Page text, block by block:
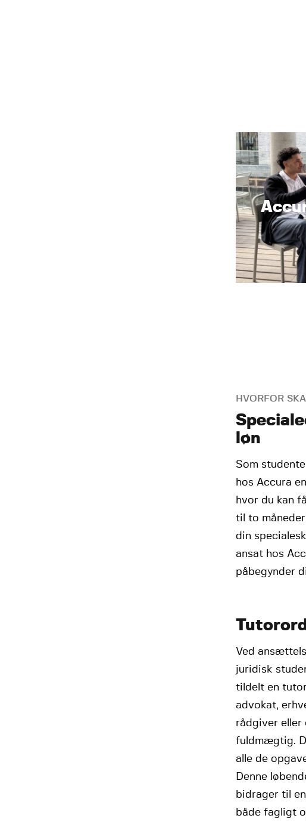
HVORFOR
løn
Som
hos Accura
hvor du kan
til to
din
ansat hos
påbegynder
Ved
juridisk
tildelt en
advokat,
rådgiver eller
fuldmægtig.
alle de
Denne
bidrager til
både fagligt